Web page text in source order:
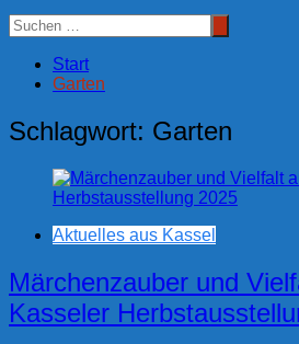
Start
Garten
Schlagwort: Garten
Aktuelles aus Kassel
Märchenzauber und
Kasseler